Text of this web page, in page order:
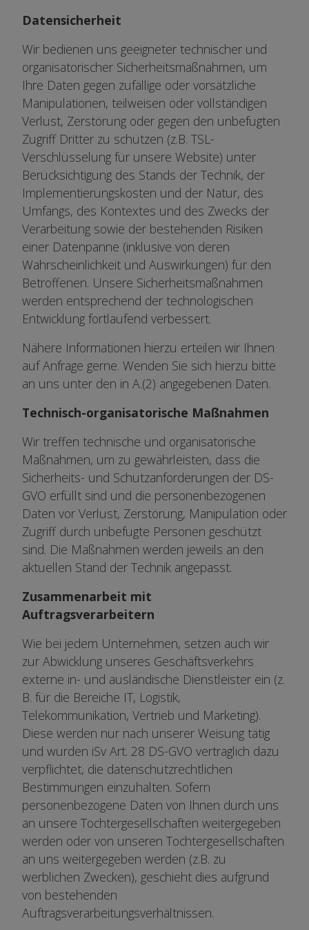
Datensicherheit
Wir bedienen uns geeigneter technischer und
organisatorischer Sicherheitsmaßnahmen, um
Ihre Daten gegen zufällige oder vorsätzliche
Manipulationen, teilweisen oder vollständigen
Verlust, Zerstörung oder gegen den unbefugten
Zugriff Dritter zu schützen (z.B. TSL-
Verschlüsselung für unsere Website) unter
Berücksichtigung des Stands der Technik, der
Implementierungskosten und der Natur, des
Umfangs, des Kontextes und des Zwecks der
Verarbeitung sowie der bestehenden Risiken
einer Datenpanne (inklusive von deren
Wahrscheinlichkeit und Auswirkungen) für den
Betroffenen. Unsere Sicherheitsmaßnahmen
werden entsprechend der technologischen
Entwicklung fortlaufend verbessert.
Nähere Informationen hierzu erteilen wir Ihnen
auf Anfrage gerne. Wenden Sie sich hierzu bitte
an uns unter den in A.(2) angegebenen Daten.
Technisch-organisatorische Maßnahmen
Wir treffen technische und organisatorische
Maßnahmen, um zu gewährleisten, dass die
Sicherheits- und Schutzanforderungen der DS-
GVO erfüllt sind und die personenbezogenen
Daten vor Verlust, Zerstörung, Manipulation oder
Zugriff durch unbefugte Personen geschützt
sind. Die Maßnahmen werden jeweils an den
aktuellen Stand der Technik angepasst.
Zusammenarbeit mit
Auftragsverarbeitern
Wie bei jedem Unternehmen, setzen auch wir
zur Abwicklung unseres Geschäftsverkehrs
externe in- und ausländische Dienstleister ein (z.
B. für die Bereiche IT, Logistik,
Telekommunikation, Vertrieb und Marketing).
Diese werden nur nach unserer Weisung tätig
und wurden iSv Art. 28 DS-GVO vertraglich dazu
verpflichtet, die datenschutzrechtlichen
Bestimmungen einzuhalten. Sofern
personenbezogene Daten von Ihnen durch uns
an unsere Tochtergesellschaften weitergegeben
werden oder von unseren Tochtergesellschaften
an uns weitergegeben werden (z.B. zu
werblichen Zwecken), geschieht dies aufgrund
von bestehenden
Auftragsverarbeitungsverhältnissen.